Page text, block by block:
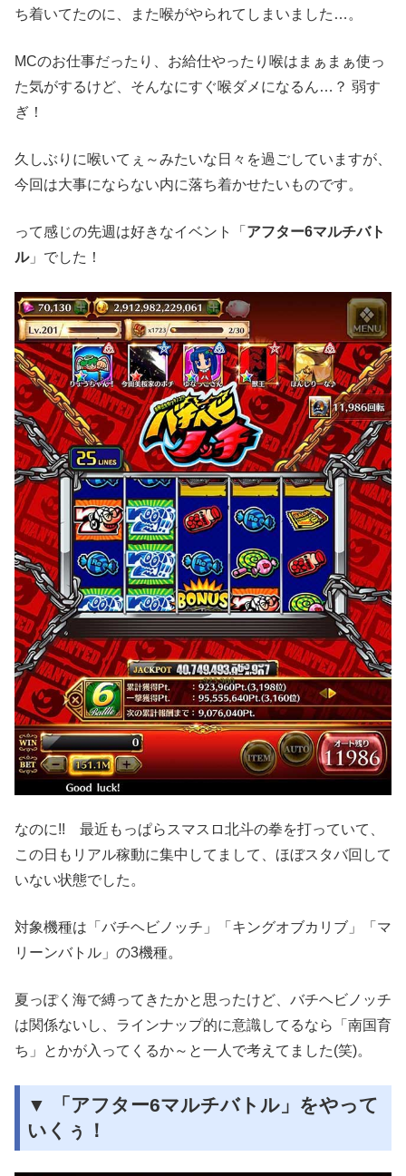
ち着いてたのに、また喉がやられてしまいました…。
MCのお仕事だったり、お給仕やったり喉はまぁまぁ使っ
た気がするけど、そんなにすぐ喉ダメになるん…？ 弱す
ぎ！
久しぶりに喉いてぇ～みたいな日々を過ごしていますが、
今回は大事にならない内に落ち着かせたいものです。
って感じの先週は好きなイベント「 アフター6マルチバト
ル」でした！
なのに!! 最近もっぱらスマスロ北斗の拳を打っていて、
この日もリアル稼動に集中してまして、ほぼスタバ回して
いない状態でした。
対象機種は「バチヘビノッチ」「キングオブカリブ」「マ
リーンバトル」の3機種。
夏っぽく海で縛ってきたかと思ったけど、バチヘビノッチ
は関係ないし、ラインナップ的に意識してるなら「南国育
ち」とかが入ってくるか～と一人で考えてました(笑)。
▼ 「アフター6マルチバトル」をやって
いくぅ！